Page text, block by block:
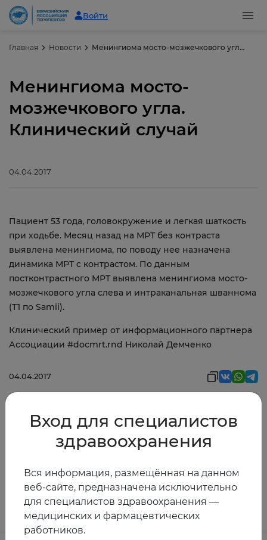
Войти
Главная Новости Менингиома мосто-мозжечкового угла. Клинический случай
Менингиома мосто-
мозжечкового угла.
Клинический случай
04.04.2017
Пациент 53 года, головокружение и легкая шаткость
при ходьбе. Месяц назад на МРТ без контраста
выявлена менингиома, по поводу нее назначена
динамика МРТ с контрастом. По данным
постконтрастного МРТ выявлена менингиома мосто-
мозжечкового угла слева и интраканальная шваннома
(Т1 по Samii).
Клинический пример от информационного партнера
Ассоциации #docmrt.rnd Николай Демченко
04.04.2017
Предыдущая
Следующая
Другие новости
Вход для специалистов
здравоохранения
Вся информация, размещённая на данном
веб-сайте, предназначена исключительно
для специалистов здравоохранения —
медицинских и фармацевтических
работников.